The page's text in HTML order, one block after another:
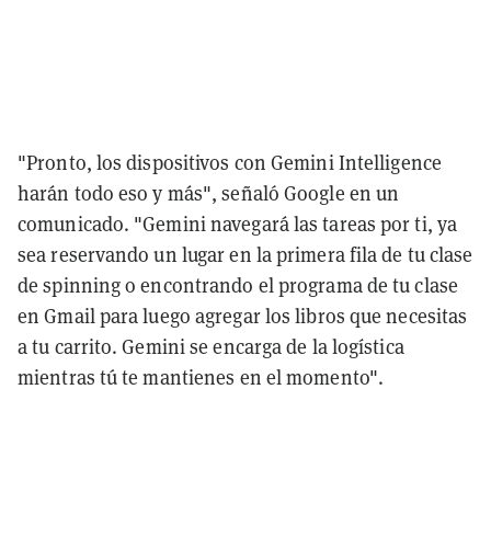
"Pronto, los dispositivos con Gemini Intelligence
harán todo eso y más", señaló Google en un
comunicado. "Gemini navegará las tareas por ti, ya
sea reservando un lugar en la primera fila de tu clase
de spinning o encontrando el programa de tu clase
en Gmail para luego agregar los libros que necesitas
a tu carrito. Gemini se encarga de la logística
mientras tú te mantienes en el momento".